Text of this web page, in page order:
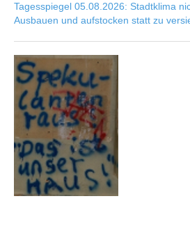
Tagesspiegel 05.08.2026: Stadtklima
Ausbauen und aufstocken statt zu